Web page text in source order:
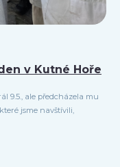
v Kutné Hoře
9.5., ale předcházela mu
jsme navštívili,